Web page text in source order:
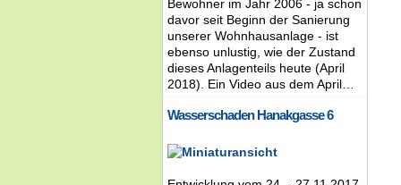
Bewohner im Jahr 2006 - ja schon
davor seit Beginn der Sanierung
unserer Wohnhausanlage - ist
ebenso unlustig, wie der Zustand
dieses Anlagenteils heute (April
2018). Ein Video aus dem April…
Wasserschaden Hanakgasse 6